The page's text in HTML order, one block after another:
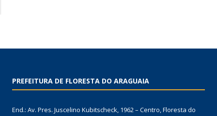
PREFEITURA DE FLORESTA DO ARAGUAIA
End.: Av. Pres. Juscelino Kubitscheck, 1962 – Centro, Floresta do